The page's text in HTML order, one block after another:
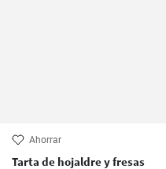
Ahorrar
Tarta de hojaldre y fresas